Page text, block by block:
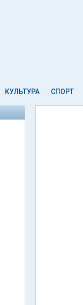
КУЛЬТУРА СПОРТ